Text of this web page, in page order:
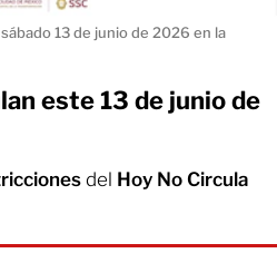
13 de junio de 2026 en la
este 13 de junio de
del Hoy No Circula